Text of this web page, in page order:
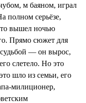
м баяном, играл
полном серьёзе,
вышел ночью
Прямо сюжет для
— он вырос,
слетело. Но это
шло из семьи, его
милиционер,